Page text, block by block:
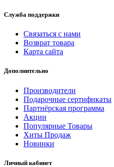
Служба поддержки
Связаться с нами
Возврат товара
Карта сайта
Дополнительно
Производители
Подарочные сертификаты
Партнёрская программа
Акции
Популярные Товары
Хиты Продаж
Новинки
Личный кабинет